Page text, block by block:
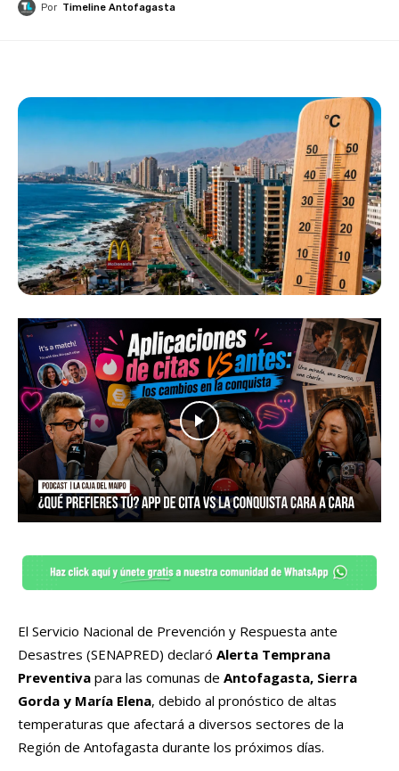
Por Timeline Antofagasta
El Servicio Nacional de Prevención y Respuesta ante
Desastres (SENAPRED) declaró Alerta Temprana
Preventiva para las comunas de Antofagasta, Sierra
Gorda y María Elena, debido al pronóstico de altas
temperaturas que afectará a diversos sectores de la
Región de Antofagasta durante los próximos días.